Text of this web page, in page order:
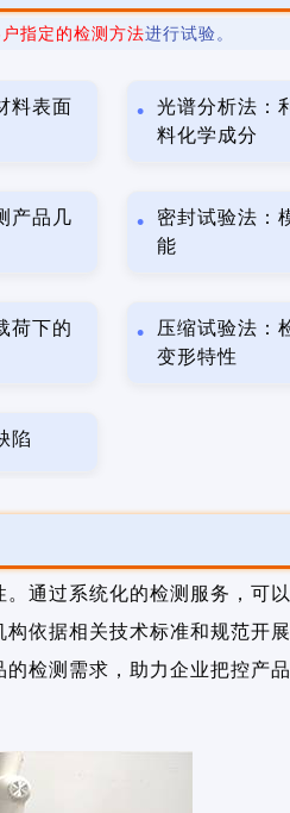
指定的检测方法进行试验。
料表面
光谱分析法：
料化学成分
产品几
密封试验法：
能
荷下的
压缩试验法：
变形特性
陷
通过系统化的检测服务，可
依据相关技术标准和规范开
检测需求，助力企业把控产